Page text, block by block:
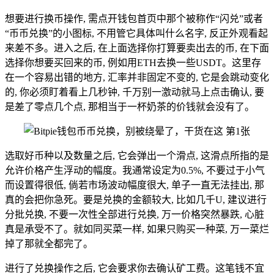
想要进行换币操作, 需点开钱包首页中那个被称作“闪兑”或者
“币币兑换”的小图标, 不用管它具体叫什么名字, 反正外观看起
来差不多。进入之后, 在上面选择你打算要卖出去的币, 在下面
选择你想要买回来的币, 例如用ETH去换一些USDT。这里存
在一个容易出错的地方, 汇率并非固定不变的, 它是会跳动变化
的, 你必须盯着看上几秒钟, 千万别一激动就马上点击确认, 要
是差了零点几个点, 那相当于一杯奶茶的价钱就会没有了。
选取好币种以及数量之后, 它会弹出一个滑点, 这滑点所指的是
允许价格产生浮动的幅度。我通常设定为0.5%, 不要过于小气
而设置得很低, 倘若市场波动幅度很大, 单子一直无法挂出, 那
真的会把你急死。要是兑换的金额较大, 比如几千U, 建议进行
分批兑换, 不要一次性全部进行兑换, 万一价格突然暴跌, 心脏
真是承受不了。就如同买菜一样, 如果只购买一种菜, 万一菜烂
掉了那就全都完了。
进行了兑换操作之后, 它会要求你去确认矿工费。这笔钱不宜